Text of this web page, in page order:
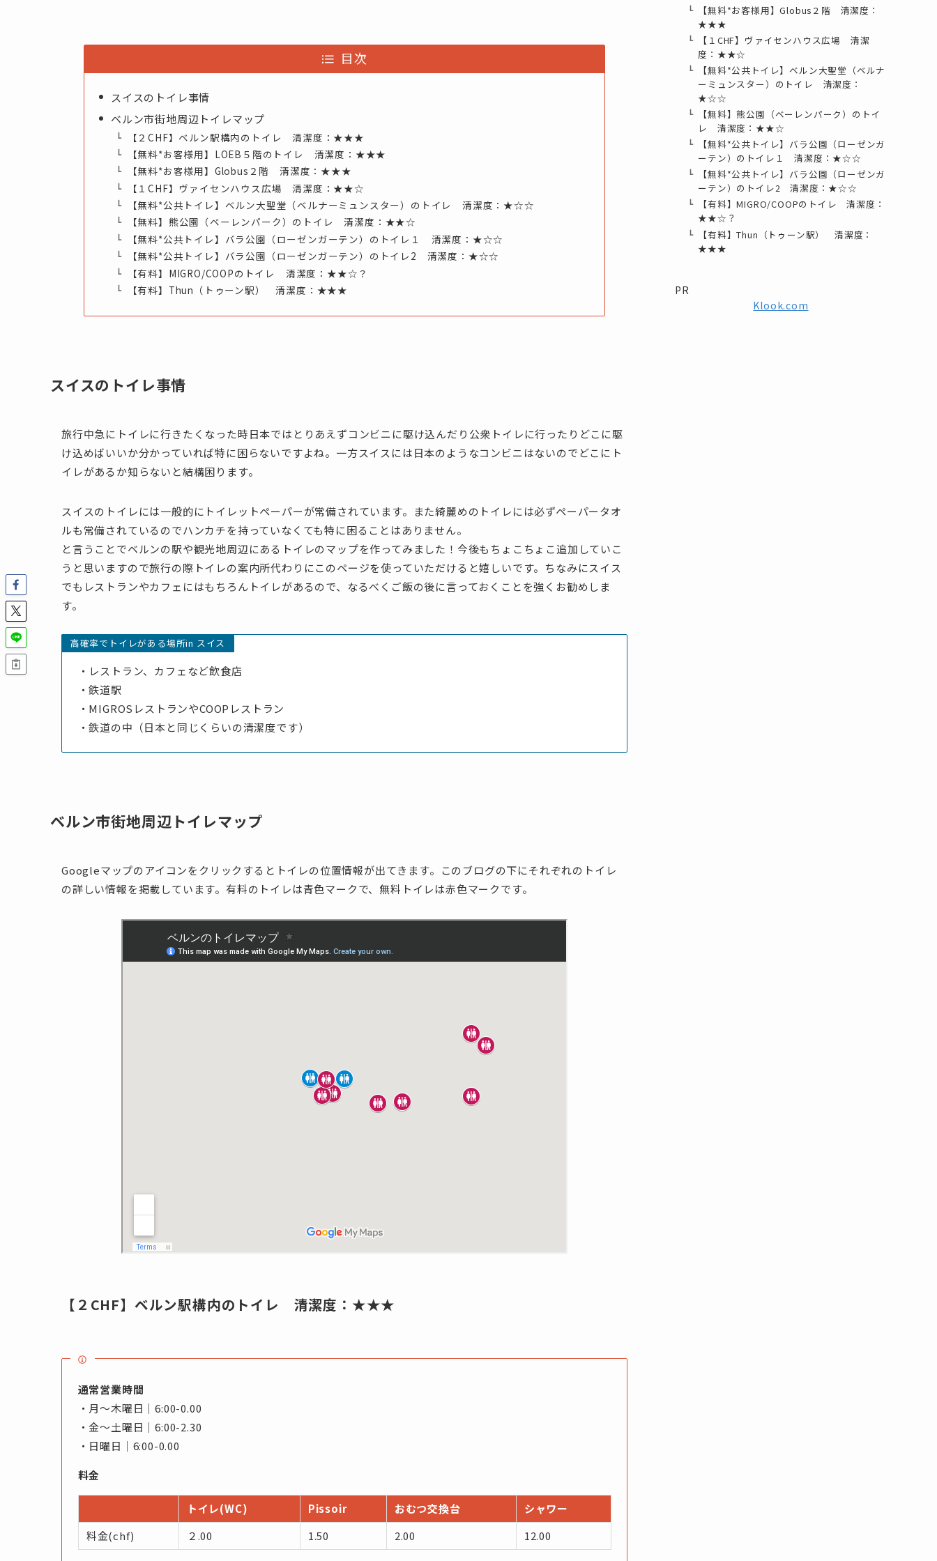
目次
スイスのトイレ事情
ベルン市街地周辺トイレマップ
【２CHF】ベルン駅構内のトイレ 清潔度：★★★
【無料*お客様用】LOEB５階のトイレ 清潔度：★★★
【無料*お客様用】Globus２階 清潔度：★★★
【１CHF】ヴァイセンハウス広場 清潔度：★★☆
【無料*公共トイレ】ベルン大聖堂（ベルナーミュンスター）のトイレ 清潔度：★☆☆
【無料】熊公園（ベーレンパーク）のトイレ 清潔度：★★☆
【無料*公共トイレ】バラ公園（ローゼンガーテン）のトイレ１ 清潔度：★☆☆
【無料*公共トイレ】バラ公園（ローゼンガーテン）のトイレ2 清潔度：★☆☆
【有料】MIGRO/COOPのトイレ 清潔度：★★☆？
【有料】Thun（トゥーン駅） 清潔度：★★★
スイスのトイレ事情
旅行中急にトイレに行きたくなった時日本ではとりあえずコンビニに駆け込んだり公衆トイレに行ったりどこに駆
け込めばいいか分かっていれば特に困らないですよね。一方スイスには日本のようなコンビニはないのでどこにト
イレがあるか知らないと結構困ります。
スイスのトイレには一般的にトイレットペーパーが常備されています。また綺麗めのトイレには必ずペーパータオ
ルも常備されている のでハンカチを持っていなくても特に困ることはありません。
と言うことでベルンの駅や観光地周辺にあるトイレのマップを作ってみました！今後もちょこちょこ追加していこ
うと思いますので旅行の際トイレの案内所代わりにこのページを使っていただけると嬉しいです。 ちなみにスイス
でもレストランやカフェにはもちろんトイレがあるので、なるべくご飯の後に言っておくことを強くお勧めしま
す。
高確率でトイレがある場所in スイス
・レストラン、カフェなど飲食店
・鉄道駅
・MIGROSレストランやCOOPレストラン
・鉄道の中（日本と同じくらいの清潔度です）
ベルン市街地周辺トイレマップ
Googleマップのアイコンをクリックするとトイレの位置情報が出てきます。このブログの下にそれぞれのトイレ
の詳しい情報を掲載しています。有料のトイレは青色マークで、 無料トイレは赤色マークです。
【２CHF】ベルン駅構内のトイレ 清潔度：★★★
通常営業時間
・月〜木曜日｜6:00-0.00
・金〜土曜日｜6:00-2.30
・日曜日｜6:00-0.00
料金
トイレ(WC) Pissoir おむつ交換台
シャワー
料金(chf)
２.00 1.50 2.00 12.00
【無料*お客様用】Globus２階 清潔度：
★★★
【１CHF】ヴァイセンハウス広場 清潔
度：★★☆
【無料*公共トイレ】ベルン大聖堂（ベルナ
ーミュンスター）のトイレ 清潔度：
★☆☆
【無料】熊公園（ベーレンパーク）のトイ
レ 清潔度：★★☆
【無料*公共トイレ】バラ公園（ローゼンガ
ーテン）のトイレ１ 清潔度：★☆☆
【無料*公共トイレ】バラ公園（ローゼンガ
ーテン）のトイレ2 清潔度：★☆☆
【有料】MIGRO/COOPのトイレ 清潔度：
★★☆？
【有料】Thun（トゥーン駅） 清潔度：
★★★
PR
Klook.com